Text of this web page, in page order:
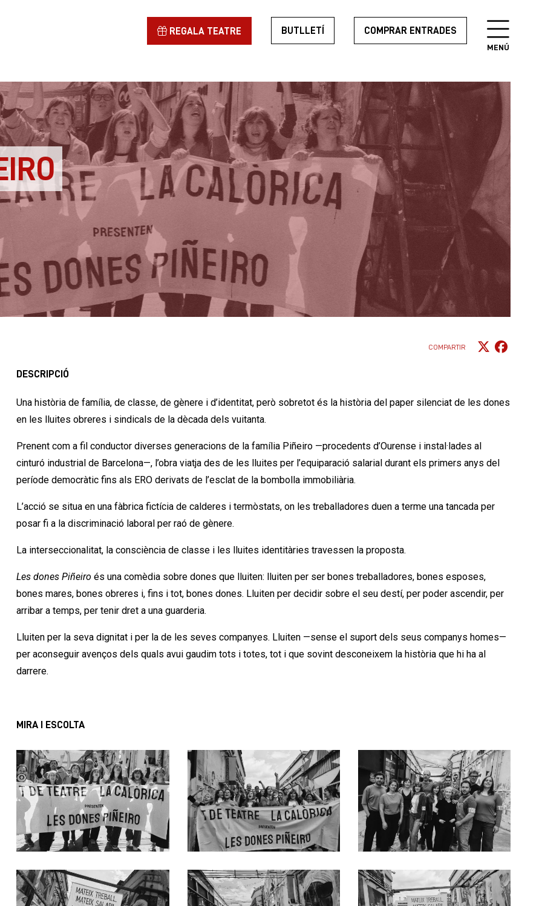
MENÚ
COMPRAR ENTRADES
BUTLLETÍ
REGALA TEATRE
COMPARTIR
DESCRIPCIÓ
Una història de família, de classe, de gènere i d’identitat, però sobretot és la història del paper silenciat de les dones
en les lluites obreres i sindicals de la dècada dels vuitanta.
Prenent com a fil conductor diverses generacions de la família Piñeiro —procedents d’Ourense i instal·lades al
cinturó industrial de Barcelona—, l’obra viatja des de les lluites per l’equiparació salarial durant els primers anys del
període democràtic fins als ERO derivats de l’esclat de la bombolla immobiliària.
L’acció se situa en una fàbrica fictícia de calderes i termòstats, on les treballadores duen a terme una tancada per
posar fi a la discriminació laboral per raó de gènere.
La interseccionalitat, la consciència de classe i les lluites identitàries travessen la proposta.
Les dones Piñeiro és una comèdia sobre dones que lluiten: lluiten per ser bones treballadores, bones esposes,
bones mares, bones obreres i, fins i tot, bones dones. Lluiten per decidir sobre el seu destí, per poder ascendir, per
arribar a temps, per tenir dret a una guarderia.
Lluiten per la seva dignitat i per la de les seves companyes. Lluiten —sense el suport dels seus companys homes—
per aconseguir avenços dels quals avui gaudim tots i totes, tot i que sovint desconeixem la història que hi ha al
darrere.
MIRA I ESCOLTA